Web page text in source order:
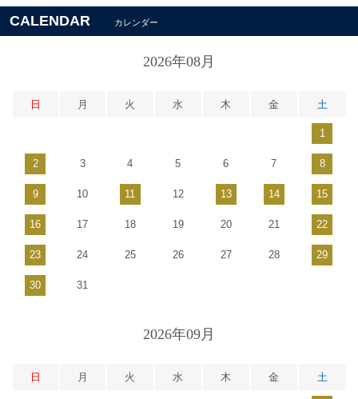
CALENDAR カレンダー
2026年08月
日 月 火 水 木 金 土
1
2 3 4 5 6 7 8
9 10 11 12 13 14 15
16 17 18 19 20 21 22
23 24 25 26 27 28 29
30 31
2026年09月
日 月 火 水 木 金 土